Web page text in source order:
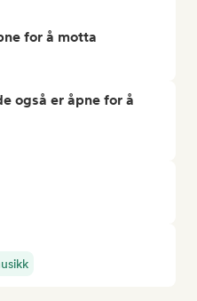
for å motta
også er åpne for å